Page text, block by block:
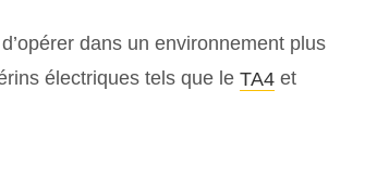
dans un environnement plus
électriques tels que le TA4 et